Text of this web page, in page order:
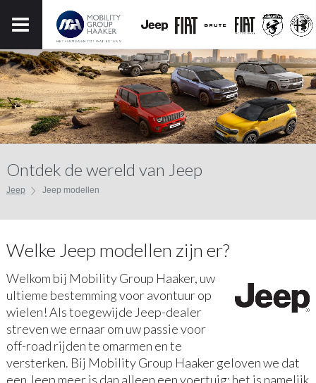
Ontdek de wereld van Jeep
Jeep Jeep modellen
Welke Jeep modellen zijn er?
Welkom bij Mobility Group Haaker, uw
ultieme bestemming voor avontuur op
wielen! Als toegewijde Jeep-dealer
streven we ernaar om uw passie voor
off-road rijden te omarmen en te
versterken. Bij Mobility Group Haaker geloven we dat
een Jeep meer is dan alleen een voertuig; het is namelijk